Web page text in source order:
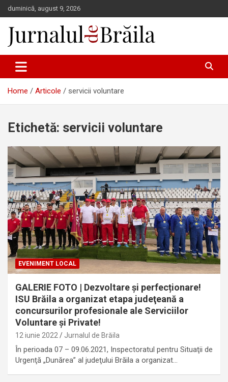
Skip
to
content
duminică, august 9, 2026
Jurnalul de Brăila
Home Articole servicii voluntare
Etichetă: servicii voluntare
EVENIMENT LOCAL
GALERIE FOTO | Dezvoltare și perfecționare!
ISU Brăila a organizat etapa judeţeană a
concursurilor profesionale ale Serviciilor
Voluntare şi Private!
12 iunie 2022 Jurnalul de Brăila
În perioada 07 – 09.06.2021, Inspectoratul pentru Situaţii de
Urgenţă „Dunărea” al judeţului Brăila a organizat…